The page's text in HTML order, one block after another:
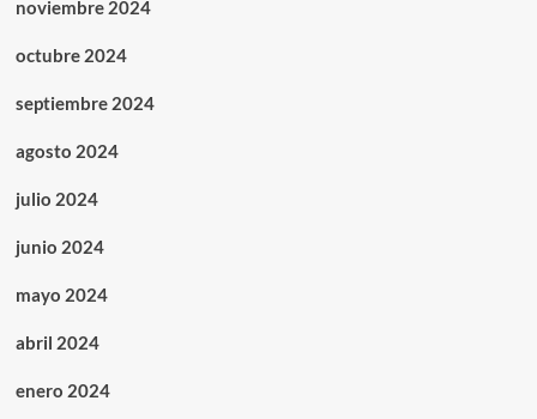
noviembre 2024
octubre 2024
septiembre 2024
agosto 2024
julio 2024
junio 2024
mayo 2024
abril 2024
enero 2024